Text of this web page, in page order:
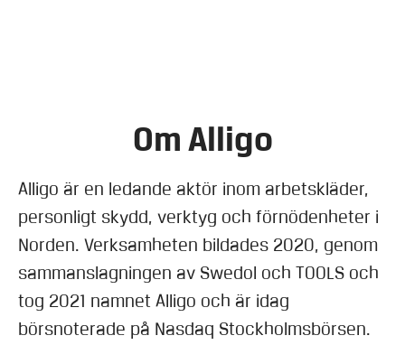
Om Alligo
Alligo är en ledande aktör inom arbetskläder,
personligt skydd, verktyg och förnödenheter i
Norden. Verksamheten bildades 2020, genom
sammanslagningen av Swedol och TOOLS och
tog 2021 namnet Alligo och är idag
börsnoterade på Nasdaq Stockholmsbörsen.